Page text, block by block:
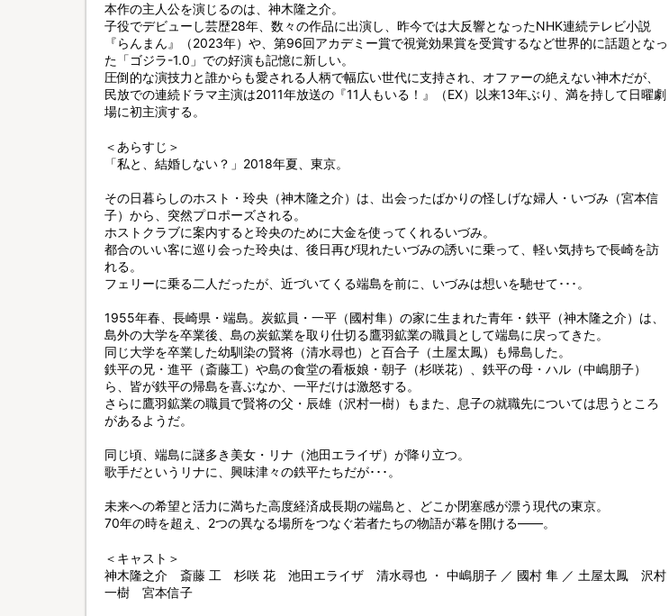
本作の主人公を演じるのは、神木隆之介。
子役でデビューし芸歴28年、数々の作品に出演し、昨今では大反響となったNHK連続テレビ小説
『らんまん』（2023年）や、第96回アカデミー賞で視覚効果賞を受賞するなど世界的に話題となっ
た「ゴジラ-1.0」での好演も記憶に新しい。
圧倒的な演技力と誰からも愛される人柄で幅広い世代に支持され、オファーの絶えない神木だが、
民放での連続ドラマ主演は2011年放送の『11人もいる！』（EX）以来13年ぶり、満を持して日曜劇
場に初主演する。
＜あらすじ＞
「私と、結婚しない？」2018年夏、東京。
その日暮らしのホスト・玲央（神木隆之介）は、出会ったばかりの怪しげな婦人・いづみ（宮本信
子）から、突然プロポーズされる。
ホストクラブに案内すると玲央のために大金を使ってくれるいづみ。
都合のいい客に巡り会った玲央は、後日再び現れたいづみの誘いに乗って、軽い気持ちで長崎を訪
れる。
フェリーに乗る二人だったが、近づいてくる端島を前に、いづみは想いを馳せて･･･。
1955年春、長崎県・端島。炭鉱員・一平（國村隼）の家に生まれた青年・鉄平（神木隆之介）は、
島外の大学を卒業後、島の炭鉱業を取り仕切る鷹羽鉱業の職員として端島に戻ってきた。
同じ大学を卒業した幼馴染の賢将（清水尋也）と百合子（土屋太鳳）も帰島した。
鉄平の兄・進平（斎藤工）や島の食堂の看板娘・朝子（杉咲花）、鉄平の母・ハル（中嶋朋子）
ら、皆が鉄平の帰島を喜ぶなか、一平だけは激怒する。
さらに鷹羽鉱業の職員で賢将の父・辰雄（沢村一樹）もまた、息子の就職先については思うところ
があるようだ。
同じ頃、端島に謎多き美女・リナ（池田エライザ）が降り立つ。
歌手だというリナに、興味津々の鉄平たちだが･･･。
未来への希望と活力に満ちた高度経済成長期の端島と、どこか閉塞感が漂う現代の東京。
70年の時を超え、2つの異なる場所をつなぐ若者たちの物語が幕を開ける――。
＜キャスト＞
神木隆之介 斎藤 工 杉咲 花 池田エライザ 清水尋也 ・ 中嶋朋子 ／ 國村 隼 ／ 土屋太鳳 沢村
一樹 宮本信子